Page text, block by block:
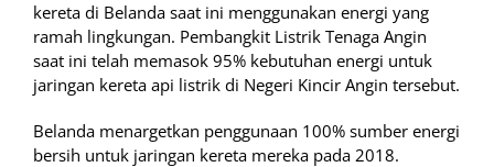
kereta di Belanda saat ini menggunakan energi yang
ramah lingkungan. Pembangkit Listrik Tenaga Angin
saat ini telah memasok 95% kebutuhan energi untuk
jaringan kereta api listrik di Negeri Kincir Angin tersebut.
Belanda menargetkan penggunaan 100% sumber energi
bersih untuk jaringan kereta mereka pada 2018.